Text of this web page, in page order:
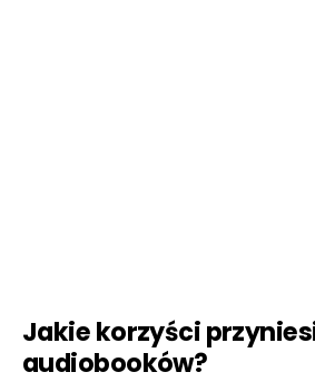
Jakie korzyści
audiobooków?